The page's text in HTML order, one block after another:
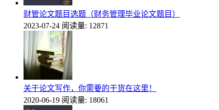
财管论文题目选题（财务管理毕业论文题目）
2023-07-24 阅读量: 12871
关于论文写作，你需要的干货在这里！
2020-06-19 阅读量: 18061